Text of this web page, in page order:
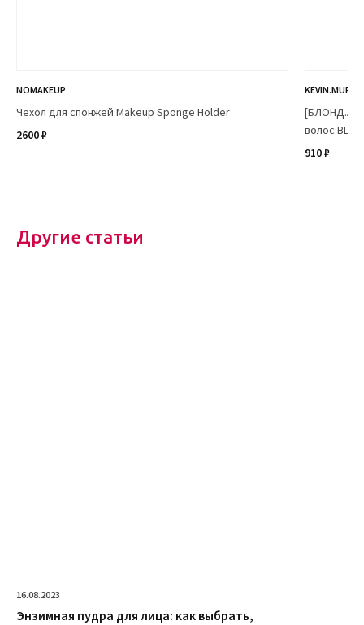
NOMAKEUP
Чехол для спонжей Makeup Sponge Holder
2600 ₽
волос
910 ₽
Другие статьи
16.08.2023
Энзимная пудра для лица: как выбрать,